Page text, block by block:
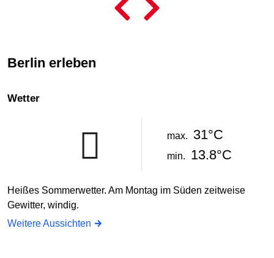
Berlin erleben
Wetter
max. 31°C
min. 13.8°C
Heißes Sommerwetter. Am Montag im Süden zeitweise
Gewitter, windig.
Weitere Aussichten